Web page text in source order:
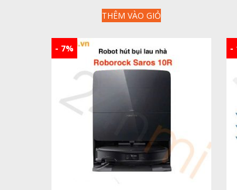
gốc
là:
THÊM VÀO GIỎ
- 7% -